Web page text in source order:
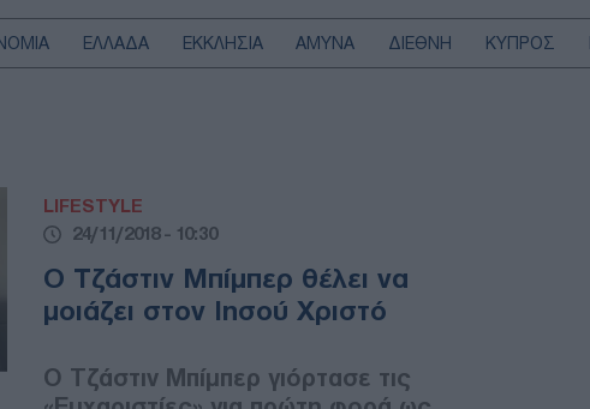
ΕΛΛΑΔΑ ΕΚΚΛΗΣΙΑ ΑΜΥΝΑ ΔΙΕΘΝΗ ΚΥΠΡΟΣ
LIFESTYLE
24/11/2018 - 10:30
Ο Τζάστιν Μπίμπερ θέλει να
μοιάζει στον Ιησού Χριστό
Ο Τζάστιν Μπίμπερ γιόρτασε τις